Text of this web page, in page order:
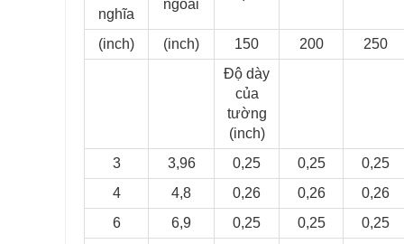
nghĩa
ngoài
(inch) (inch) 150 200
250
Độ dày
của
tường
(inch)
3
3,96 0,25 0,25
0,25
4
4,8 0,26 0,26
0,26
6
6,9 0,25 0,25
0,25